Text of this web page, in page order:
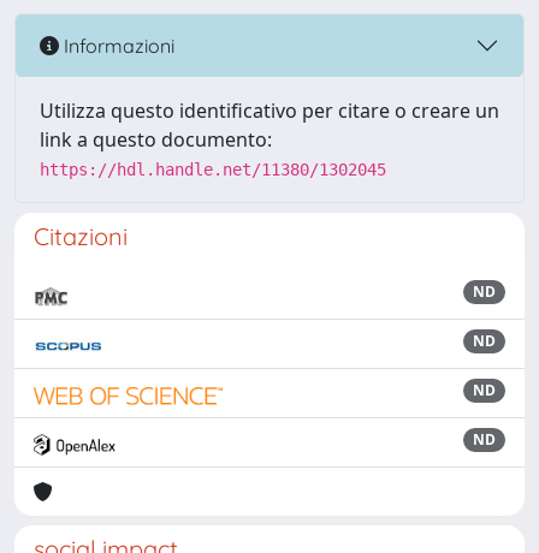
Informazioni
Utilizza questo identificativo per citare o creare un
link a questo documento:
https://hdl.handle.net/11380/1302045
Citazioni
ND
ND
ND
ND